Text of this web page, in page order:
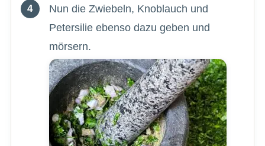
Nun die Zwiebeln, Knoblauch und
Petersilie ebenso dazu geben und
mörsern.